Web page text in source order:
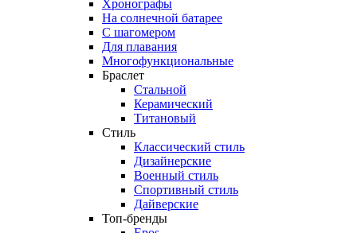
Хронографы
На солнечной батарее
С шагомером
Для плавания
Многофункциональные
Браслет
Стальной
Керамический
Титановый
Стиль
Классический стиль
Дизайнерские
Военный стиль
Спортивный стиль
Дайверские
Топ-бренды